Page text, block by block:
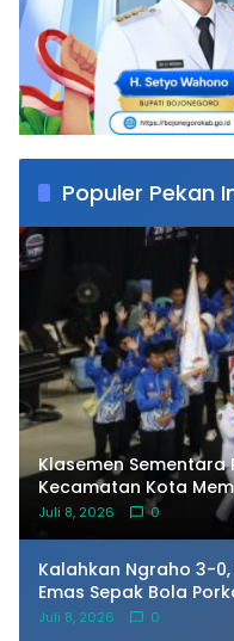
Populer Pekan
Klasemen Sementara
Kecamatan Kota
Terbuka
Juli 8, 2026 0
Kalahkan Ngraho 3-
Emas Sepak Bola
Juli 8, 2026 0